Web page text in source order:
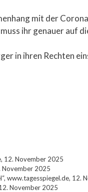
mit der
ihr genauer auf
in ihren Rechten
12. November 2025
November 2025
www.tagesspiegel.de, 12.
November 2025